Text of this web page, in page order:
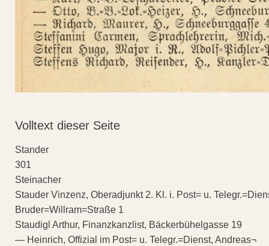
Volltext dieser Seite
Stander
301
Steinacher
Stauder Vinzenz, Oberadjunkt 2. Kl. i. Post= u.
Bruder=Willram=Straße 1
Staudigl Arthur, Finanzkanzlist, Bäckerbühelgasse 19
— Heinrich, Offizial im Post= u. Telegr.=Dienst, Andreas¬